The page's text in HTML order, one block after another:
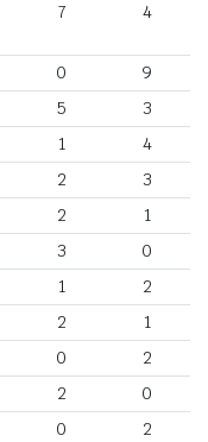
7 4
0 9
5 3
1 4
2 3
2
1
3
0
1
2
2
1
0
2
2
0
0
2